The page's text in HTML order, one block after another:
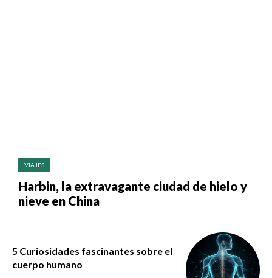
VIAJES
Harbin, la extravagante ciudad de hielo y
nieve en China
5 Curiosidades fascinantes sobre el
cuerpo humano